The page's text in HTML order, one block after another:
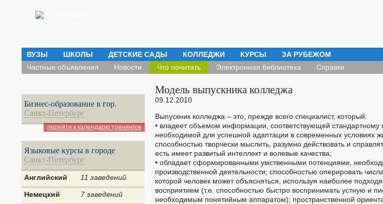
ВУЗЫ ШКОЛЫ ДЕТСКИЕ САДЫ КОЛЛЕДЖИ КУРСЫ ЗА РУБЕЖОМ
Частные объявления Новости Что почитать Электронная библиотека Справки
Модель выпускника колледжа
09.12.2010
Выпускник колледжа – это, прежде всего специалист, который:
• владеет объемом информации, соответствующей
необходимой для успешной адаптации в современных условиях
способностью творчески мыслить, разумно действовать и
есть имеет развитый интеллект и волевые качества;
• обладает сформированными умственными потенциями,
производственной деятельности; способностью оперировать
которой человек может объясняться, используя наиболее
восприятием (т.е. способностью быстро воспринимать устную и
необходимым понятийным аппаратом); пространственной
Бизнес-образование в гор.
Санкт-Петербург
перейти к календарю тренингов
Языковые курсы в городе
Санкт-Петербург
Английский 11 заведений
Немецкий 7 заведений